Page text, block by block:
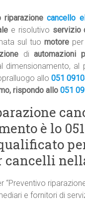
riparazionecancello
e risolutivo servizio
sul tuo motore per
di automazioni
dimensionamento,
allo 051
rispondo allo 051
è lo
cancelli
“Preventivo
e fornitori di